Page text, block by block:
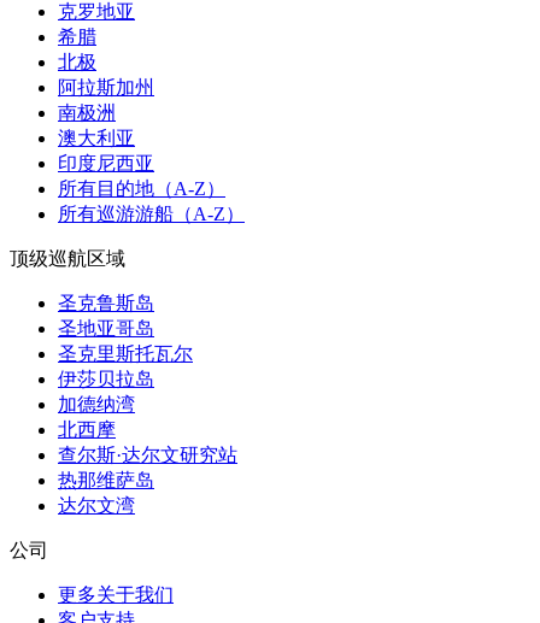
克罗地亚
希腊
北极
阿拉斯加州
南极洲
澳大利亚
印度尼西亚
所有目的地（A-Z）
所有巡游游船（A-Z）
顶级巡航区域
圣克鲁斯岛
圣地亚哥岛
圣克里斯托瓦尔
伊莎贝拉岛
加德纳湾
北西摩
查尔斯·达尔文研究站
热那维萨岛
达尔文湾
公司
更多关于我们